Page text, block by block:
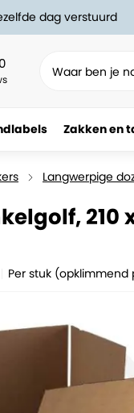
dag verstuurd
Zakken en
Langwerpige
210
Per stuk (opklimmend